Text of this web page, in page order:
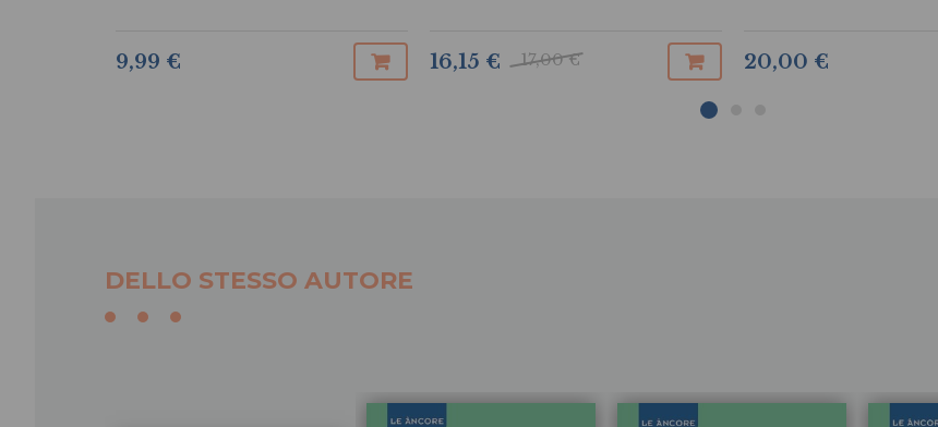
9,99 € 17,00 €
16,15 € 20,00 €
DELLO STESSO AUTORE